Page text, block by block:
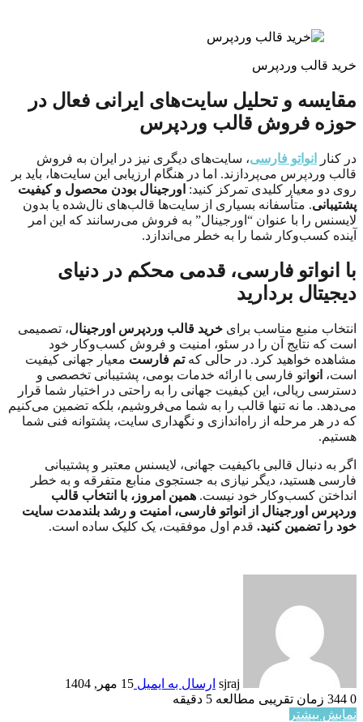
خرید قالب وردپرس
مقایسه و تحلیل سایت‌های ایرانی فعال در
حوزه فروش قالب وردپرس
در کنار انواتو فارسی، سایت‌های دیگری نیز در ایران به فروش
قالب وردپرس می‌پردازند. اما در هنگام ارزیابی این سایت‌ها، باید بر
روی دو معیار کلیدی تمرکز کنید: اورجینال بودن محصول و کیفیت
پشتیبانی. متأسفانه بسیاری از سایت‌ها قالب‌های نال‌شده یا بدون
لایسنس را با عنوان “اورجینال” به فروش می‌رسانند که این امر
آینده کسب‌وکار شما را به خطر می‌اندازد.
با انواتو فارسی، قدمی محکم در دنیای
دیجیتال بردارید
انتخاب منبع مناسب برای خرید قالب وردپرس اورجینال، تصمیمی
است که نتایج آن را در سئو، امنیت و فروش کسب‌وکار خود
مشاهده خواهید کرد. در حالی کهتم فارست معیار جهانی کیفیت
است، انو اتو فارسی با ارائه خدمات بومی، پشتیبانی تخصصی و
دسترسی ریالی، این کیفیت جهانی را به راحتی در اختیار شما قرار
می‌دهد. ما نه تنها قالب را به شما می‌فروشیم، بلکه تضمین می‌کنیم
که در هر مرحله از راه‌اندازی و نگهداری سایت، پشتوانه فنی شما
هستیم.
اگر به دنبال قالبی باکیفیت جهانی، لایسنس معتبر و پشتیبانی
فارسی هستید، دیگر نیازی به جستجوی منابع متفرقه و به خطر
انداختن کسب‌وکار خود نیست. همین امروز، با انتخاب قالب
وردپرس اورجینال از انواتو فارسی، امنیت و رشد بلندمدت سایت
خود را تضمین کنید. قدم اول موفقیت، یک کلیک ساده است.
sjraj ارسال به ایمیل 15 مهر, 1404
0
زمان تقریبی مطالعه 5 دقیقه
نمایش بیشتر